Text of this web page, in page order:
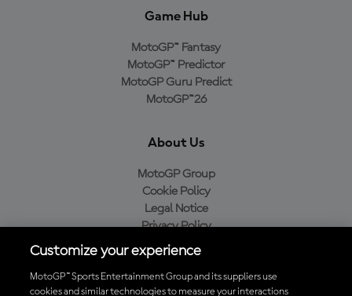
Game Hub
MotoGP™ Fantasy
MotoGP™ Predictor
MotoGP Guru Predict
MotoGP™26
About Us
MotoGP Group
Cookie Policy
Legal Notice
Privacy Policy
Purchase Policy
Customize your experience
MotoGP™ Sports Entertainment Group and its suppliers use
cookies and similar technologies to measure your interactions